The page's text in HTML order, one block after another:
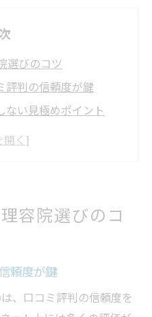
選びのコツ
評判の信頼度が鍵
ない見極めポイント
しゃれ度も比較する
院体験談集
田島市の特徴を発見
度を体験談で比較
田島理容院の魅力
容院選びのコ
頼度が鍵
、口コミ評判の信頼度を